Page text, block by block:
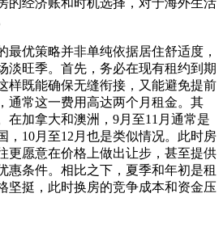
最优策略并非单纯依据居住舒适度，
淡旺季。首先，务必在现有租约到期
样既能确保无缝衔接，又能避免提前
通常这一费用高达两个月租金。其
在加拿大和澳洲，9月至11月通常是
，10月至12月也是类似情况。此时房
更愿意在价格上做出让步，甚至提供
惠条件。相比之下，夏季和年初是租
坚挺，此时换房的竞争成本和资金压